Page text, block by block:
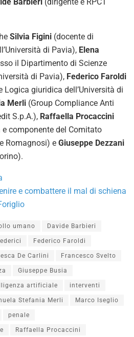
Silvia Figini (docente di
di Pavia), Elena
il Dipartimento di Scienze
di Pavia), Federico Faroldi
giuridica dell’Università di
Merli (Group Compliance Anti
S.p.A.), Raffaella Procaccini
componente del Comitato
Romagnosi) e Giuseppe Dezzani
e combattere il mal di schiena
umano Davide Barbieri
Federico Faroldi
De Carlini Francesco Svelto
Giuseppe Busia
artificiale interventi
Stefania Merli Marco Iseglio
penale
Raffaella Procaccini